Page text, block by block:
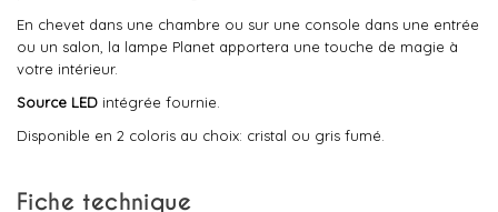
En chevet dans une chambre ou sur une console dans une entrée
ou un salon, la lampe Planet apportera une touche de magie à
votre intérieur.
Source LED intégrée fournie.
Disponible en 2 coloris au choix: cristal ou gris fumé.
Fiche technique